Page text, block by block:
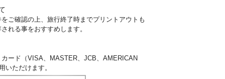
ご確認の上、旅行終了時までプリントアウトも
れる事をおすすめします。
ード（VISA、MASTER、JCB、AMERICAN
いただけます。